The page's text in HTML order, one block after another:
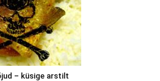
– küsige arstilt